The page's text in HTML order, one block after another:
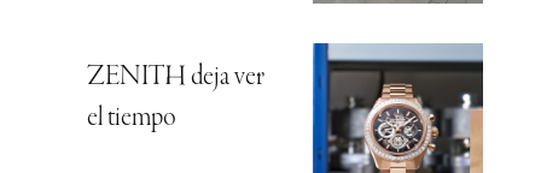
ZENITH deja ver
el tiempo